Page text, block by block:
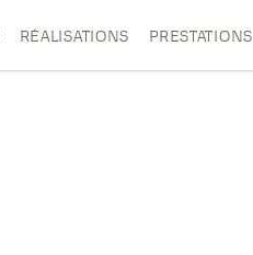
RÉALISATIONS PRESTATIONS